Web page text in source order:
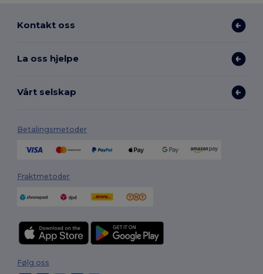
Kontakt oss
La oss hjelpe
Vårt selskap
Betalingsmetoder
Fraktmetoder
Følg oss